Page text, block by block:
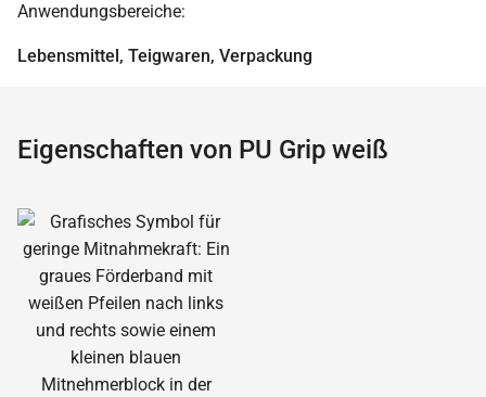
Anwendungsbereiche:
Lebensmittel, Teigwaren, Verpackung
Eigenschaften von PU Grip weiß